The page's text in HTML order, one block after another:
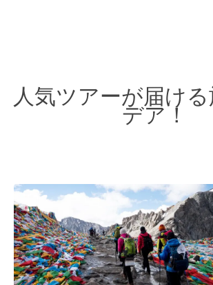
人気ツアーが届け
デア！